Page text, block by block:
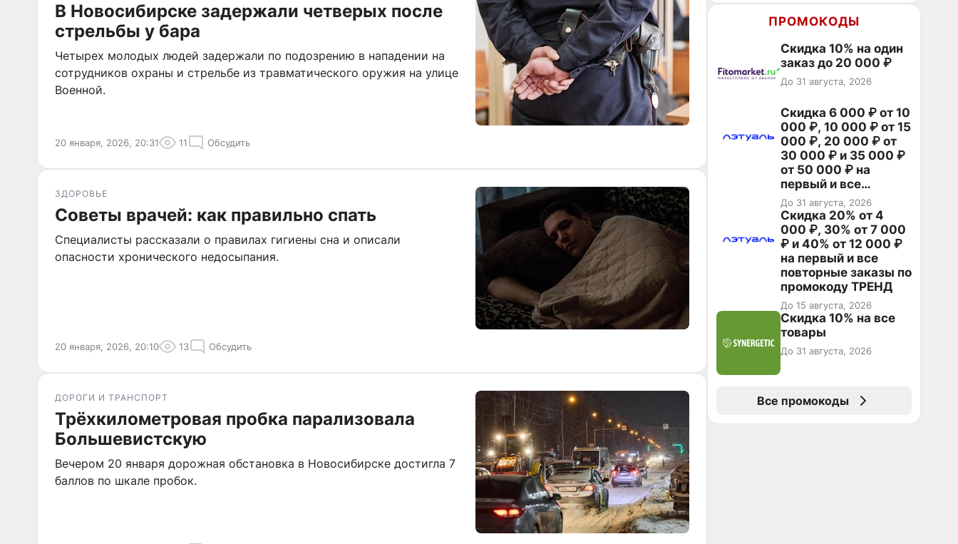
В Новосибирске задержали четверых после
стрельбы у бара
Четырех молодых людей задержали по подозрению в нападении на
сотрудников охраны и стрельбе из травматического оружия на улице
Военной.
20 января, 2026, 20:31 11 Обсудить
ЗДОРОВЬЕ
Советы врачей: как правильно спать
Специалисты рассказали о правилах гигиены сна и описали
опасности хронического недосыпания.
20 января, 2026, 20:10 13 Обсудить
ДОРОГИ И ТРАНСПОРТ
Трёхкилометровая пробка парализовала
Большевистскую
Вечером 20 января дорожная обстановка в Новосибирске достигла 7
баллов по шкале пробок.
ПРОМОКОДЫ
Скидка 10% на один
заказ до 20 000 ₽
До 31 августа, 2026
Скидка 6 000 ₽ от 10
000 ₽, 10 000 ₽ от 15
000 ₽, 20 000 ₽ от
30 000 ₽ и 35 000 ₽
от 50 000 ₽ на
первый и все
повторные заказы по
промокоду НАБЕРИ
До 31 августа, 2026
Скидка 20% от 4
000 ₽, 30% от 7 000
₽ и 40% от 12 000 ₽
на первый и все
повторные заказы по
промокоду ТРЕНД
До 15 августа, 2026
Скидка 10% на все
товары
До 31 августа, 2026
Все промокоды